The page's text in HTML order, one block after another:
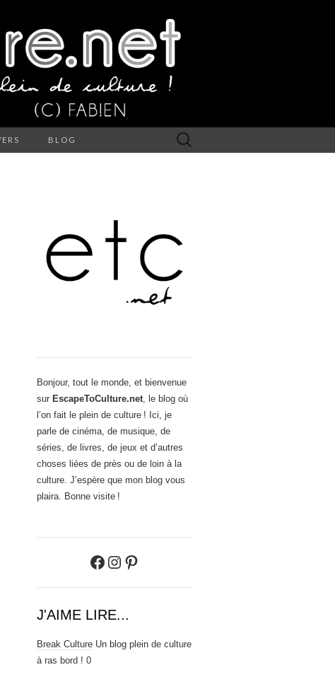
BLOG Rechercher :
Bonjour, tout le monde, et bienvenue
sur EscapeToCulture.net , le blog où
l’on fait le plein de culture ! Ici, je
parle de cinéma, de musique, de
séries, de livres, de jeux et d’autres
choses liées de près ou de loin à la
culture. J’espère que mon blog vous
plaira. Bonne visite !
Facebook
Instagram
Pinterest
J'AIME LIRE...
Break Culture Un blog plein de culture
à ras bord ! 0